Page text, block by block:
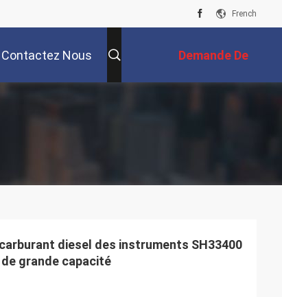
French
Contactez Nous Demande De
Soumission
diesel des instruments SH33400
grande capacité